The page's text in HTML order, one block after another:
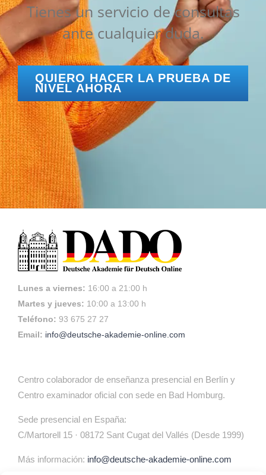
Tienes un servicio de consultas
ante cualquier duda.
QUIERO HACER LA PRUEBA DE
NIVEL AHORA
Lunes a viernes: 16:00 a 21:00 h
Martes y jueves: 10:00 a 13:00 h
Teléfono: 93 675 27 27
Email: info@deutsche-akademie-online.com
Centro colaborador de enseñanza presencial en Berlín y
Centro examinador oficial con sede en Bad Homburg.
Sede presencial en España:
C/Martorell 15 · 08172 Sant Cugat del Vallés (Desde 1999)
Más información: info@deutsche-akademie-online.com